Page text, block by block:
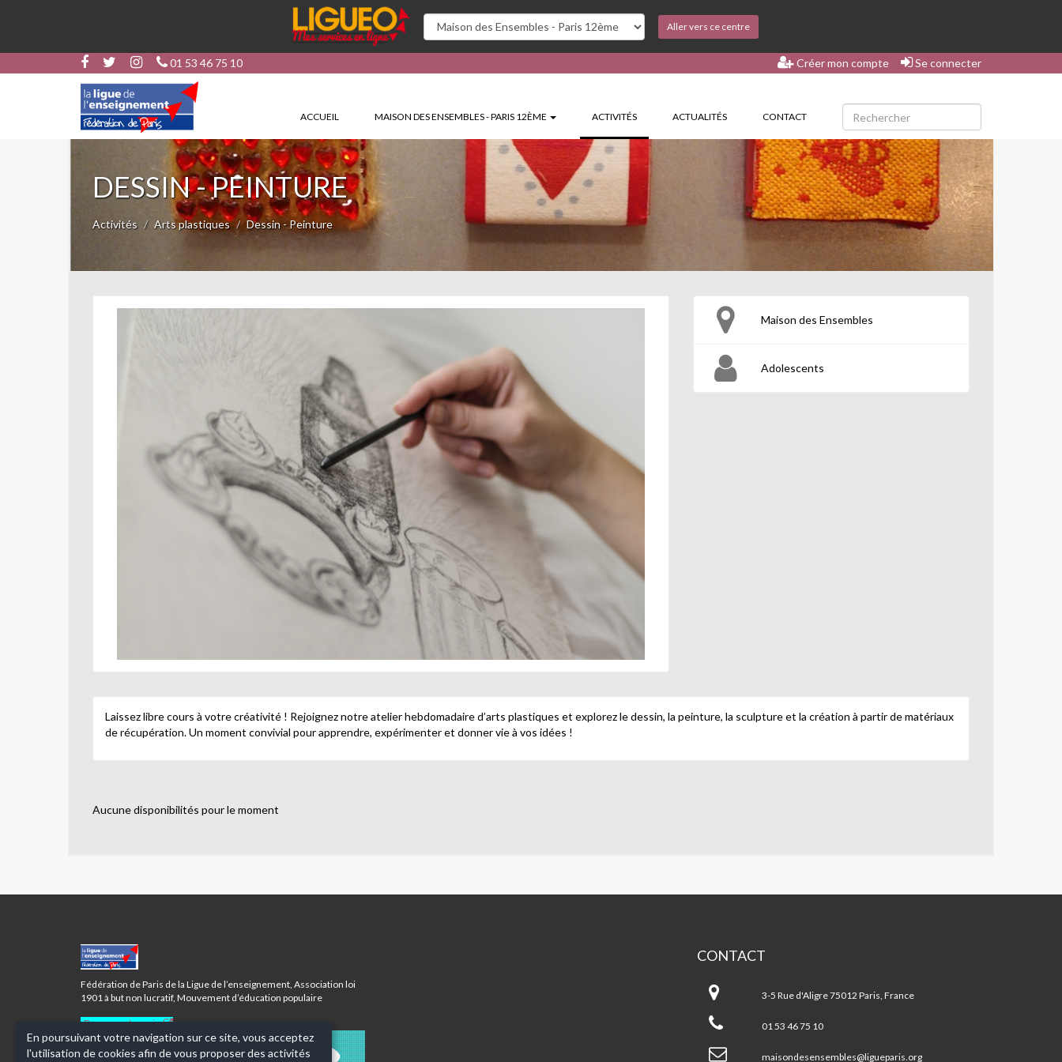
Aller vers ce centre
01 53 46 75 10 Créer mon compte Se connecter
ACCUEIL MAISON DES ENSEMBLES - PARIS 12ÈME ACTIVITÉS(CURRENT)ACTUALITÉS CONTACT
DESSIN - PEINTURE
Activités Arts plastiques Dessin - Peinture
Maison des Ensembles
Adolescents
Laissez libre cours à votre créativité ! Rejoignez notre atelier hebdomadaire d’arts plastiques et explorez le dessin, la peinture, la sculpture et la création à partir de matériaux
de récupération. Un moment convivial pour apprendre, expérimenter et donner vie à vos idées !
Aucune disponibilités pour le moment
MAISON
DES
ENSEMBLES
-
12ÈME
Fédération de Paris de la Ligue de l’enseignement, Association loi
1901 à but non lucratif, Mouvement d’éducation populaire
Donnez votre avis
CONTACT
des
Ensembles
Paris
12ème
3-5 Rue d'Aligre 75012 Paris, France
01 53 46 75 10
maisondesensembles@ligueparis.org
En poursuivant votre navigation sur ce site, vous acceptez
l'utilisation de cookies afin de vous proposer des activités